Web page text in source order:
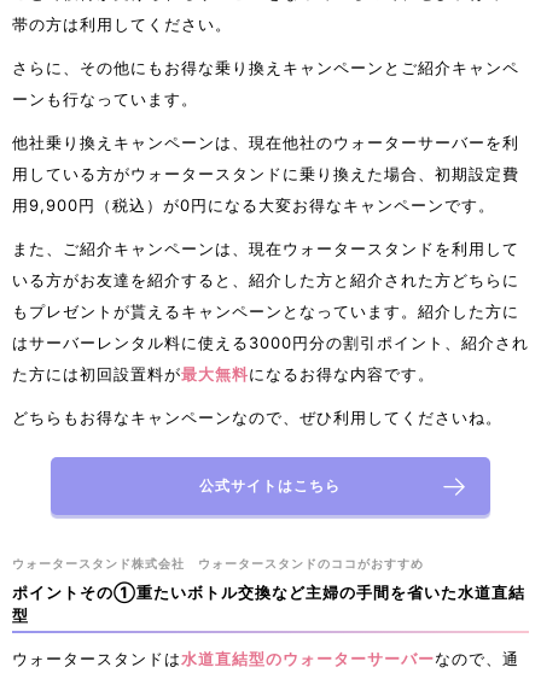
帯の方は利用してください。
さらに、その他にもお得な乗り換えキャンペーンとご紹介キャンペ
ーンも行なっています。
他社乗り換えキャンペーンは、現在他社のウォーターサーバーを利
用している方がウォータースタンドに乗り換えた場合、初期設定費
用9,900円（税込）が0円になる大変お得なキャンペーンです。
また、ご紹介キャンペーンは、現在ウォータースタンドを利用して
いる方がお友達を紹介すると、紹介した方と紹介された方どちらに
もプレゼントが貰えるキャンペーンとなっています。紹介した方に
はサーバーレンタル料に使える3000円分の割引ポイント、紹介され
た方には初回設置料が最大無料になるお得な内容です。
どちらもお得なキャンペーンなので、ぜひ利用してくださいね。
公式サイトはこちら
ウォータースタンド株式会社 ウォータースタンドのココがおすすめ
ポイントその①重たいボトル交換など主婦の手間を省いた水道直結
型
ウォータースタンドは水道直結型のウォーターサーバーなので、通